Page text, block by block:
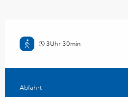
3Uhr 30min
Praktische Informationen
Abfahrt